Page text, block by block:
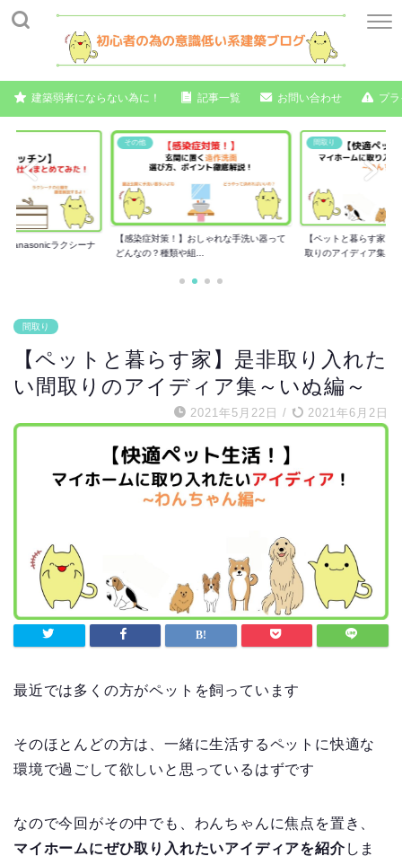
建築弱者にならない為に！ 記事一覧 お問い合わせ プ
Panasonicラクシーナ
その他
【感染症対策！】おしゃれな手洗い器って
どんなの？種類や組...
間取り
【ペットと暮らす家】
取りのアイディア集...
間取り
【ペットと暮らす家】是非取り入れた
い間取りのアイディア集～いぬ編～
2021年5月22日 / 2021年6月2日
最近では多くの方がペットを飼っています
そのほとんどの方は、一緒に生活するペットに快適な
環境で過ごして欲しいと思っているはずです
なので今回がその中でも、わんちゃんに焦点を置き、
マイホームにぜひ取り入れたいアイディアを紹介しま